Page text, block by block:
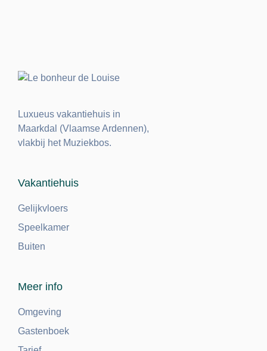
Luxueus vakantiehuis in
Maarkdal (Vlaamse Ardennen),
vlakbij het Muziekbos.
Vakantiehuis
Gelijkvloers
Speelkamer
Buiten
Meer info
Omgeving
Gastenboek